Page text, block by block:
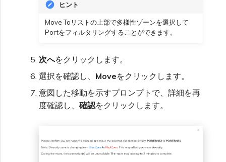
ヒント
Move Toリストの上部で多様性ゾーンを選択して
Portをフィルタリングすることができます。
次へをクリックします。
選択を確認し、 Moveをクリックします。
意図した移動を示すプロンプトで、詳細を再
度確認し、 確認をクリックします。